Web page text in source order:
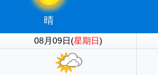
晴
08月09日(星期日)